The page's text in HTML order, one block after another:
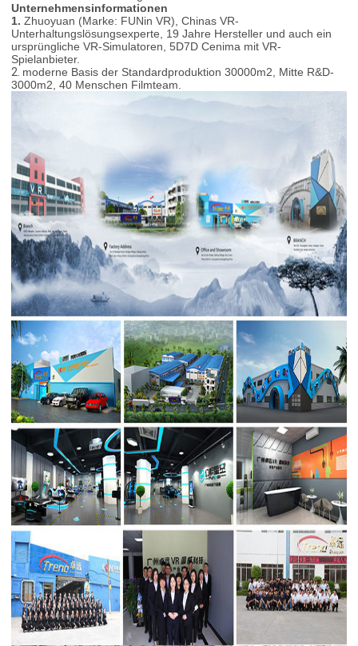
Unternehmensinformationen
1. Zhuoyuan (Marke: FUNin VR), Chinas VR-
Unterhaltungslösungsexperte, 19 Jahre Hersteller und auch ein
ursprüngliche VR-Simulatoren, 5D7D Cenima mit VR-
Spielanbieter.
2. moderne Basis der Standardproduktion 30000m2, Mitte R&D-
3000m2, 40 Menschen Filmteam.